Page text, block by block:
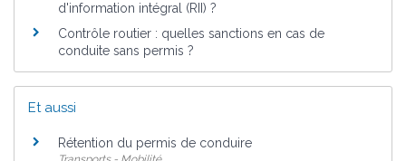
d'information intégral (RII) ?
Contrôle routier : quelles sanctions en cas de
conduite sans permis ?
Et aussi
Rétention du permis de conduire